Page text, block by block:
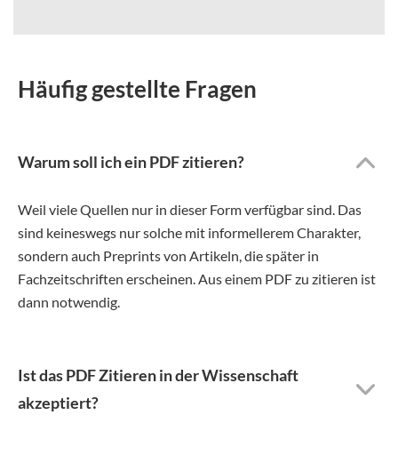
Häufig gestellte Fragen
Warum soll ich ein PDF zitieren?
Weil viele Quellen nur in dieser Form verfügbar sind. Das
sind keineswegs nur solche mit informellerem Charakter,
sondern auch Preprints von Artikeln, die später in
Fachzeitschriften erscheinen. Aus einem PDF zu zitieren ist
dann notwendig.
Ist das PDF Zitieren in der Wissenschaft
akzeptiert?